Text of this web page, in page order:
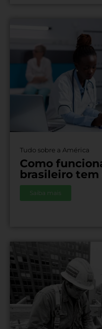
Tudo sobre a América
Como
brasileiro
Saiba mais